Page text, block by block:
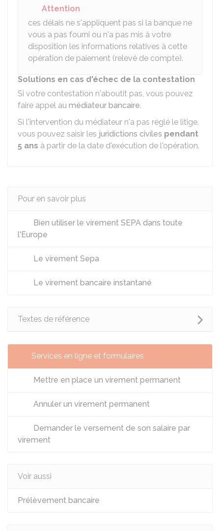
Attention
ces délais ne s'appliquent pas si la banque ne
vous a pas fourni ou n'a pas mis à votre
disposition les informations relatives à cette
opération de paiement (relevé de compte).
Solutions en cas d'échec de la contestation
Si votre contestation n'aboutit pas, vous pouvez
faire appel au médiateur bancaire.
Si l'intervention du médiateur n'a pas réglé le litige,
vous pouvez saisir les juridictions civiles pendant
5 ans à partir de la date d'exécution de l'opération.
Pour en savoir plus
Bien utiliser le virement SEPA dans toute
l'Europe
Le virement Sepa
Le virement bancaire instantané
Textes de référence
Services en ligne et formulaires
Mettre en place un virement permanent
Annuler un virement permanent
Demander le versement de son salaire par
virement
Voir aussi
Prélèvement bancaire